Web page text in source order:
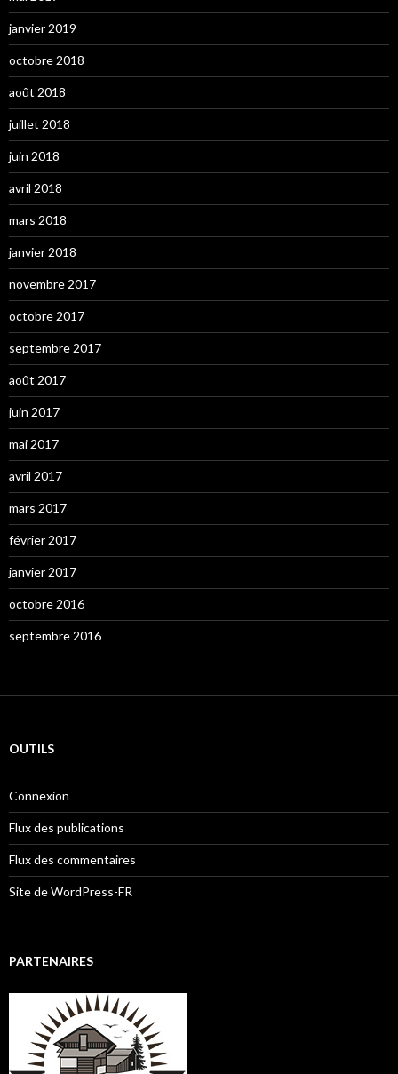
janvier 2019
octobre 2018
août 2018
juillet 2018
juin 2018
avril 2018
mars 2018
janvier 2018
novembre 2017
octobre 2017
septembre 2017
août 2017
juin 2017
mai 2017
avril 2017
mars 2017
février 2017
janvier 2017
octobre 2016
septembre 2016
OUTILS
Connexion
Flux des publications
Flux des commentaires
Site de WordPress-FR
PARTENAIRES